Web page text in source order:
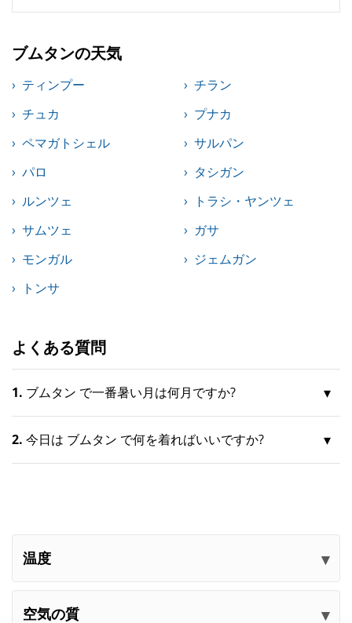
ブムタンの天気
ティンプー
チラン
チュカ
プナカ
ペマガトシェル
サルパン
パロ
タシガン
ルンツェ
トラシ・ヤンツェ
サムツェ
ガサ
モンガル
ジェムガン
トンサ
よくある質問
1. ブムタン で一番暑い月は何月ですか?
2. 今日は ブムタン で何を着ればいいですか?
温度
空気の質